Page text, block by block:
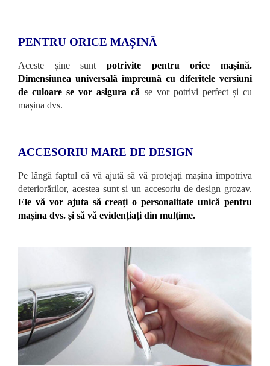
PENTRU ORICE MAȘINĂ
Aceste șine sunt potrivite pentru orice mașină.
Dimensiunea universală împreună cu diferitele versiuni
de culoare se vor asigura că se vor potrivi perfect și cu
mașina dvs.
ACCESORIU MARE DE DESIGN
Pe lângă faptul că vă ajută să vă protejați mașina împotriva
deteriorărilor, acestea sunt și un accesoriu de design grozav.
Ele vă vor ajuta să creați o personalitate unică pentru
mașina dvs. și să vă evidențiați din mulțime.